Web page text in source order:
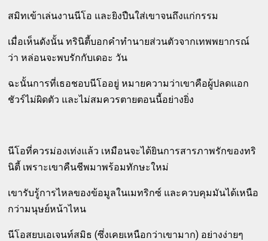
สมิทเข้าเล่นงานนีโอ และยิงปืนใส่เขาจนถึงแก่กรรม
เมื่อเห็นดังนั้น ทรินิตี้บอกคำทำนายส่วนตัวจากเทพพยากรณ์
ว่า หล่อนจะพบรักกับเดอะ วัน
ฉะนั้นการที่เธอชอบนีโออยู่ หมายความว่าเขาคือผู้ปลดแอก
ชัวร์ไม่ผิดตัว และไม่สมควรตายตอนนี้อย่างยิ่ง
นีโอที่ควรม่องเท่งแล้ว เหมือนจะได้ยินการสารภาพรักของทริ
นิตี้ เพราะเขาคืนชีพมาพร้อมทักษะใหม่
เขารับรู้การไหลของข้อมูลในเมทริกซ์ และควบคุมมันได้เหนือ
กว่ามนุษย์หน้าไหน
นีโอสยบเอเจนท์สมิธ (ซึ่งเคยเหนือกว่าเขามาก) อย่างง่ายๆ